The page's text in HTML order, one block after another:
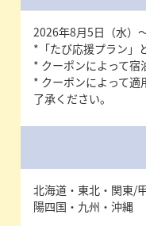
2026年8月5日（水）
*「たび応援プラン」
* クーポンによって宿
* クーポンによって適
了承ください。
北海道・東北・関東/
陽四国・九州・沖縄